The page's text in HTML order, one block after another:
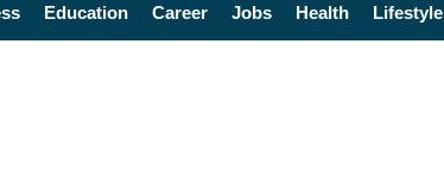
Education Career Jobs Health Lifestyle